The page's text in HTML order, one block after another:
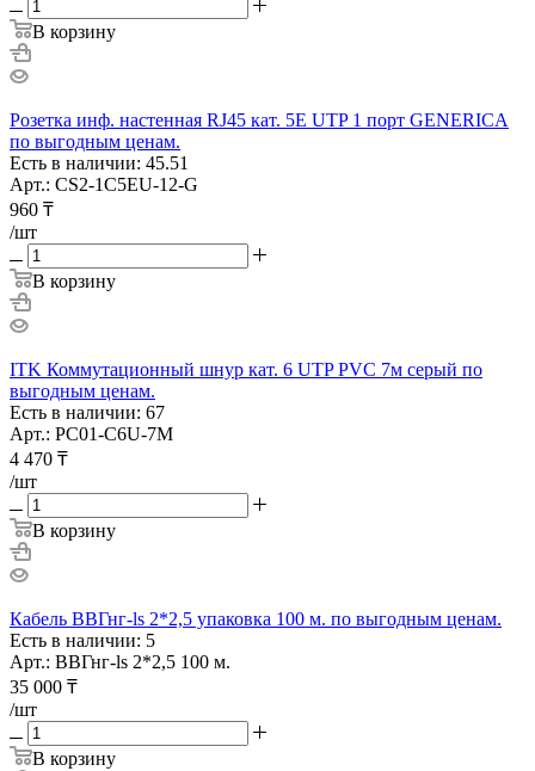
В корзину
Розетка инф. настенная RJ45 кат. 5Е UTP 1 порт GENERICA
по выгодным ценам.
Есть в наличии: 45.51
Арт.: CS2-1C5EU-12-G
960 ₸
/шт
В корзину
ITK Коммутационный шнур кат. 6 UTP PVC 7м серый по
выгодным ценам.
Есть в наличии: 67
Арт.: PC01-C6U-7M
4 470 ₸
/шт
В корзину
Кабель ВВГнг-ls 2*2,5 упаковка 100 м. по выгодным ценам.
Есть в наличии: 5
Арт.: ВВГнг-ls 2*2,5 100 м.
35 000 ₸
/шт
В корзину